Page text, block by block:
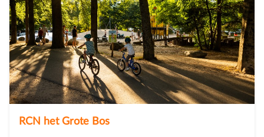
RCN het Grote Bos